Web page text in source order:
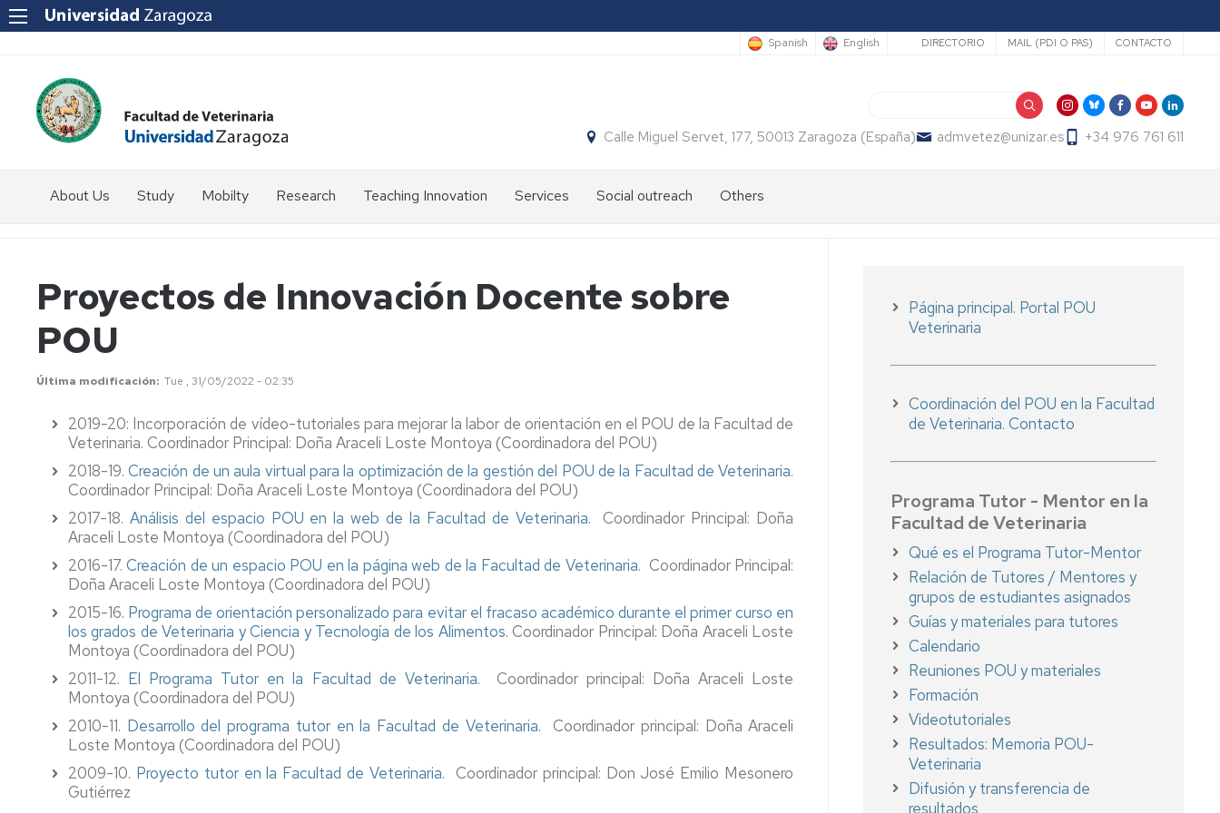
Spanish English Secundario
DIRECTORIO MAIL (PDI O PAS) CONTACTO
Calle Miguel Servet, 177, 50013 Zaragoza (España) admvetez@unizar.es +34 976 761 611
About Us
to
us?
Staff
Study Mobilty
coordinator
Internships
Asia,
Oceanía
Americampus
Cooperation
Research Teaching Innovation Services Social outreach Others
Proyectos de Innovación Docente sobre
POU
Última modificación Tue , 31/05/2022 - 02:35
2019-20: Incorporación de vídeo-tutoriales para mejorar la labor de orientación en el POU de la Facultad de
Veterinaria. Coordinador Principal: Doña Araceli Loste Montoya (Coordinadora del POU)
2018-19.Creación de un aula virtual para la optimización de la gestión del POU de la Facultad de Veterinaria.
Coordinador Principal: Doña Araceli Loste Montoya (Coordinadora del POU)
2017-18. Análisis del espacio POU en la web de la Facultad de Veterinaria. Coordinador Principal: Doña
Araceli Loste Montoya (Coordinadora del POU)
2016-17.Creación de un espacio POU en la página web de la Facultad de Veterinaria. Coordinador Principal:
Doña Araceli Loste Montoya (Coordinadora del POU)
2015-16. Programa de orientación personalizado para evitar el fracaso académico durante el primer curso en
los grados de Veterinaria y Ciencia y Tecnología de los Alimentos. Coordinador Principal: Doña Araceli Loste
Montoya (Coordinadora del POU)
2011-12. El Programa Tutor en la Facultad de Veterinaria. Coordinador principal: Doña Araceli Loste
Montoya (Coordinadora del POU)
2010-11. Desarrollo del programa tutor en la Facultad de Veterinaria.Coordinador principal: Doña Araceli
Loste Montoya (Coordinadora del POU)
2009-10. Proyecto tutor en la Facultad de Veterinaria. Coordinador principal: Don José Emilio Mesonero
Gutiérrez
Página principal. Portal POU
Veterinaria
Coordinación del POU en la Facultad
de Veterinaria. Contacto
Programa Tutor - Mentor en la
Facultad de Veterinaria
Qué es el Programa Tutor-Mentor
Relación de Tutores / Mentores y
grupos de estudiantes asignados
Guías y materiales para tutores
Calendario
Reuniones POU y materiales
Formación
Videotutoriales
Resultados: Memoria POU-
Veterinaria
Difusión y transferencia de
resultados